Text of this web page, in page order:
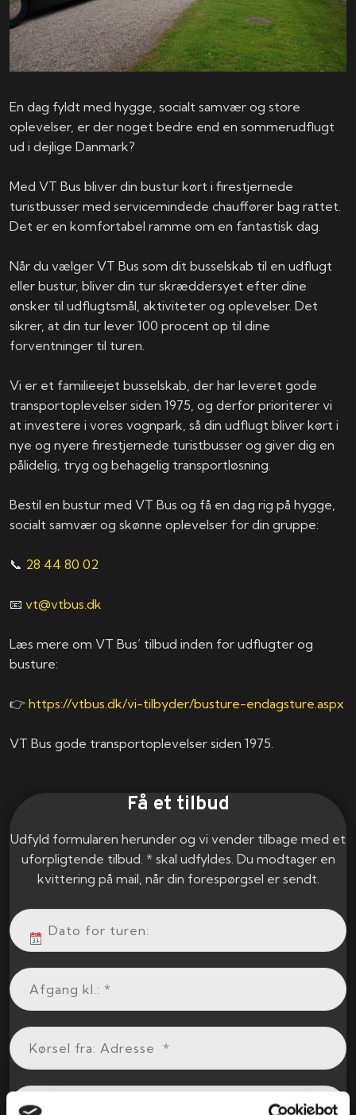
En dag fyldt med hygge, socialt samvær og store
oplevelser, er der noget bedre end en sommerudflugt
ud i dejlige Danmark?
Med VT Bus bliver din bustur kørt i firestjernede
turistbusser med servicemindede chauffører bag rattet.
Det er en komfortabel ramme om en fantastisk dag.
Når du vælger VT Bus som dit busselskab til en udflugt
eller bustur, bliver din tur skræddersyet efter dine
ønsker til udflugtsmål, aktiviteter og oplevelser. Det
sikrer, at din tur lever 100 procent op til dine
forventninger til turen.
Vi er et familieejet busselskab, der har leveret gode
transportoplevelser siden 1975, og derfor prioriterer vi
at investere i vores vognpark, så din udflugt bliver kørt i
nye og nyere firestjernede turistbusser og giver dig en
pålidelig, tryg og behagelig transportløsning.
Bestil en bustur med VT Bus og få en dag rig på hygge,
socialt samvær og skønne oplevelser for din gruppe:
📞 28 44 80 02
📧vt@vtbus.dk
Læs mere om VT Bus’ tilbud inden for udflugter og
busture:
👉https://vtbus.dk/vi-tilbyder/busture-endagsture.aspx
​VT Bus gode transportoplevelser siden 1975.
Få et tilbud
Udfyld formularen herunder og vi vender tilbage med et
uforpligtende tilbud. * skal udfyldes. Du modtager en
kvittering på mail, når din forespørgsel er sendt.